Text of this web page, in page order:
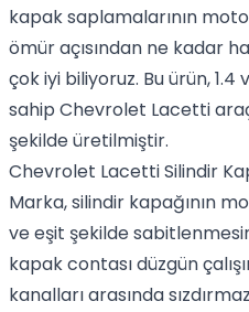
kapak saplamalarının
ömür açısından ne kadar
çok iyi biliyoruz. Bu ürün,
sahip Chevrolet Lacetti
şekilde üretilmiştir.
Chevrolet Lacetti Silindir
Marka, silindir kapağının
ve eşit şekilde
kapak contası düzgün
kanalları arasında